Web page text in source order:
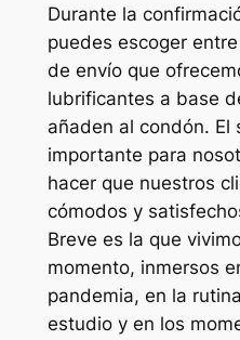
Durante la
puedes escoger
de envío que
lubrificantes a base
añaden al condón. El
importante para
hacer que nuestros
cómodos y
Breve es la que
momento, inmersos
pandemia, en la
estudio y en los